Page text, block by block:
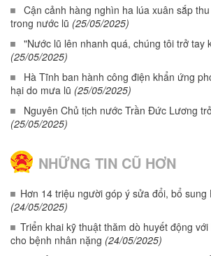
Cận cảnh hàng nghìn ha lúa xuân sắp
trong nước lũ (25/05/2025)
"Nước lũ lên nhanh quá, chúng tôi trở tay
(25/05/2025)
Hà Tĩnh ban hành công điện khẩn ứng
hại do mưa lũ (25/05/2025)
Nguyên Chủ tịch nước Trần Đức Lương
(25/05/2025)
NHỮNG TIN CŨ HƠN
Hơn 14 triệu người góp ý sửa đổi, bổ sung
(24/05/2025)
Triển khai kỹ thuật thăm dò huyết động
cho bệnh nhân nặng (24/05/2025)